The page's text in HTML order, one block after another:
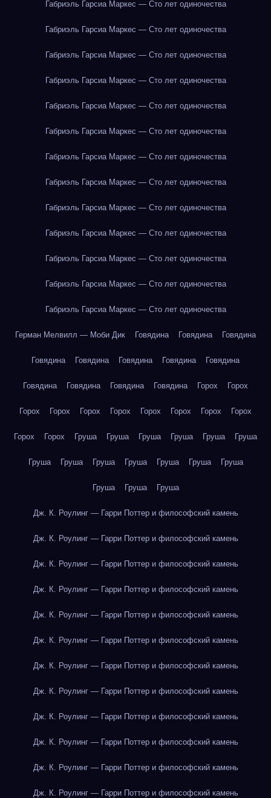
Габриэль Гарсиа Маркес — Сто лет одиночества
Габриэль Гарсиа Маркес — Сто лет одиночества
Габриэль Гарсиа Маркес — Сто лет одиночества
Габриэль Гарсиа Маркес — Сто лет одиночества
Габриэль Гарсиа Маркес — Сто лет одиночества
Габриэль Гарсиа Маркес — Сто лет одиночества
Габриэль Гарсиа Маркес — Сто лет одиночества
Габриэль Гарсиа Маркес — Сто лет одиночества
Габриэль Гарсиа Маркес — Сто лет одиночества
Габриэль Гарсиа Маркес — Сто лет одиночества
Габриэль Гарсиа Маркес — Сто лет одиночества
Габриэль Гарсиа Маркес — Сто лет одиночества
Габриэль Гарсиа Маркес — Сто лет одиночества
Герман Мелвилл — Моби Дик Говядина Говядина Говядина
Говядина Говядина Говядина Говядина Говядина
Говядина Говядина Говядина Говядина Горох Горох
Горох Горох Горох Горох Горох Горох Горох Горох
Горох Горох Груша Груша Груша Груша Груша Груша
Груша Груша Груша Груша Груша Груша Груша
Груша Груша Груша
Дж. К. Роулинг — Гарри Поттер и философский камень
Дж. К. Роулинг — Гарри Поттер и философский камень
Дж. К. Роулинг — Гарри Поттер и философский камень
Дж. К. Роулинг — Гарри Поттер и философский камень
Дж. К. Роулинг — Гарри Поттер и философский камень
Дж. К. Роулинг — Гарри Поттер и философский камень
Дж. К. Роулинг — Гарри Поттер и философский камень
Дж. К. Роулинг — Гарри Поттер и философский камень
Дж. К. Роулинг — Гарри Поттер и философский камень
Дж. К. Роулинг — Гарри Поттер и философский камень
Дж. К. Роулинг — Гарри Поттер и философский камень
Дж. К. Роулинг — Гарри Поттер и философский камень